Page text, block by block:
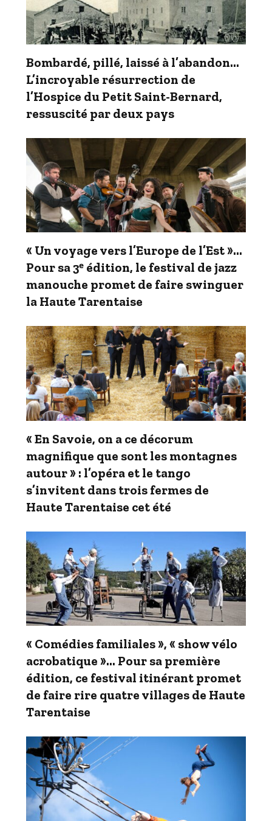
Bombardé, pillé, laissé à l’abandon…
L’incroyable résurrection de
l’Hospice du Petit Saint-Bernard,
ressuscité par deux pays
« Un voyage vers l’Europe de l’Est »…
Pour sa 3ᵉ édition, le festival de jazz
manouche promet de faire swinguer
la Haute Tarentaise
« En Savoie, on a ce décorum
magnifique que sont les montagnes
autour » : l’opéra et le tango
s’invitent dans trois fermes de
Haute Tarentaise cet été
« Comédies familiales », « show vélo
acrobatique »… Pour sa première
édition, ce festival itinérant promet
de faire rire quatre villages de Haute
Tarentaise